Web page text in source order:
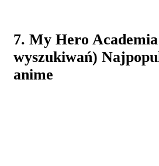
7. My Hero
wyszukiwań)
anime